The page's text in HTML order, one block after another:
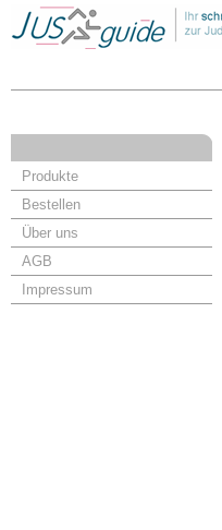
Produkte
Bestellen
Über uns
AGB
Impressum